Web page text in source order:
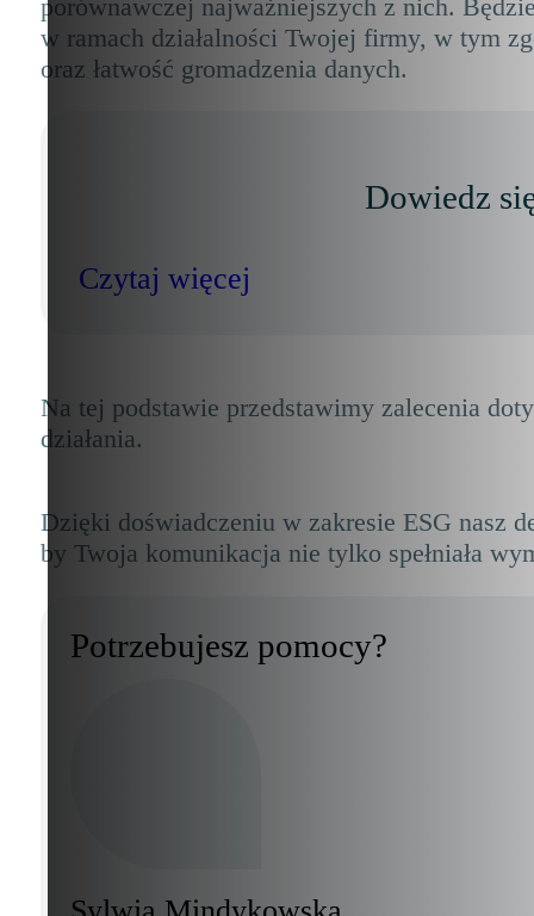
porównawczej najważniejszych z nich.
w ramach działalności Twojej firmy, w tym
oraz łatwość gromadzenia danych.
Dowiedz
Czytaj więcej
Na tej podstawie przedstawimy zalecenia
działania.
Dzięki doświadczeniu w zakresie ESG nasz
by Twoja komunikacja nie tylko spełniała
Potrzebujesz pomocy?